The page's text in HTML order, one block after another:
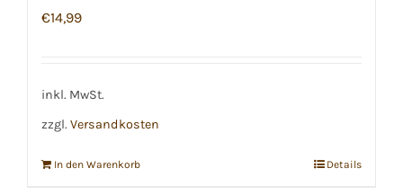
€14,99
inkl. MwSt.
zzgl. Versandkosten
In den Warenkorb Details